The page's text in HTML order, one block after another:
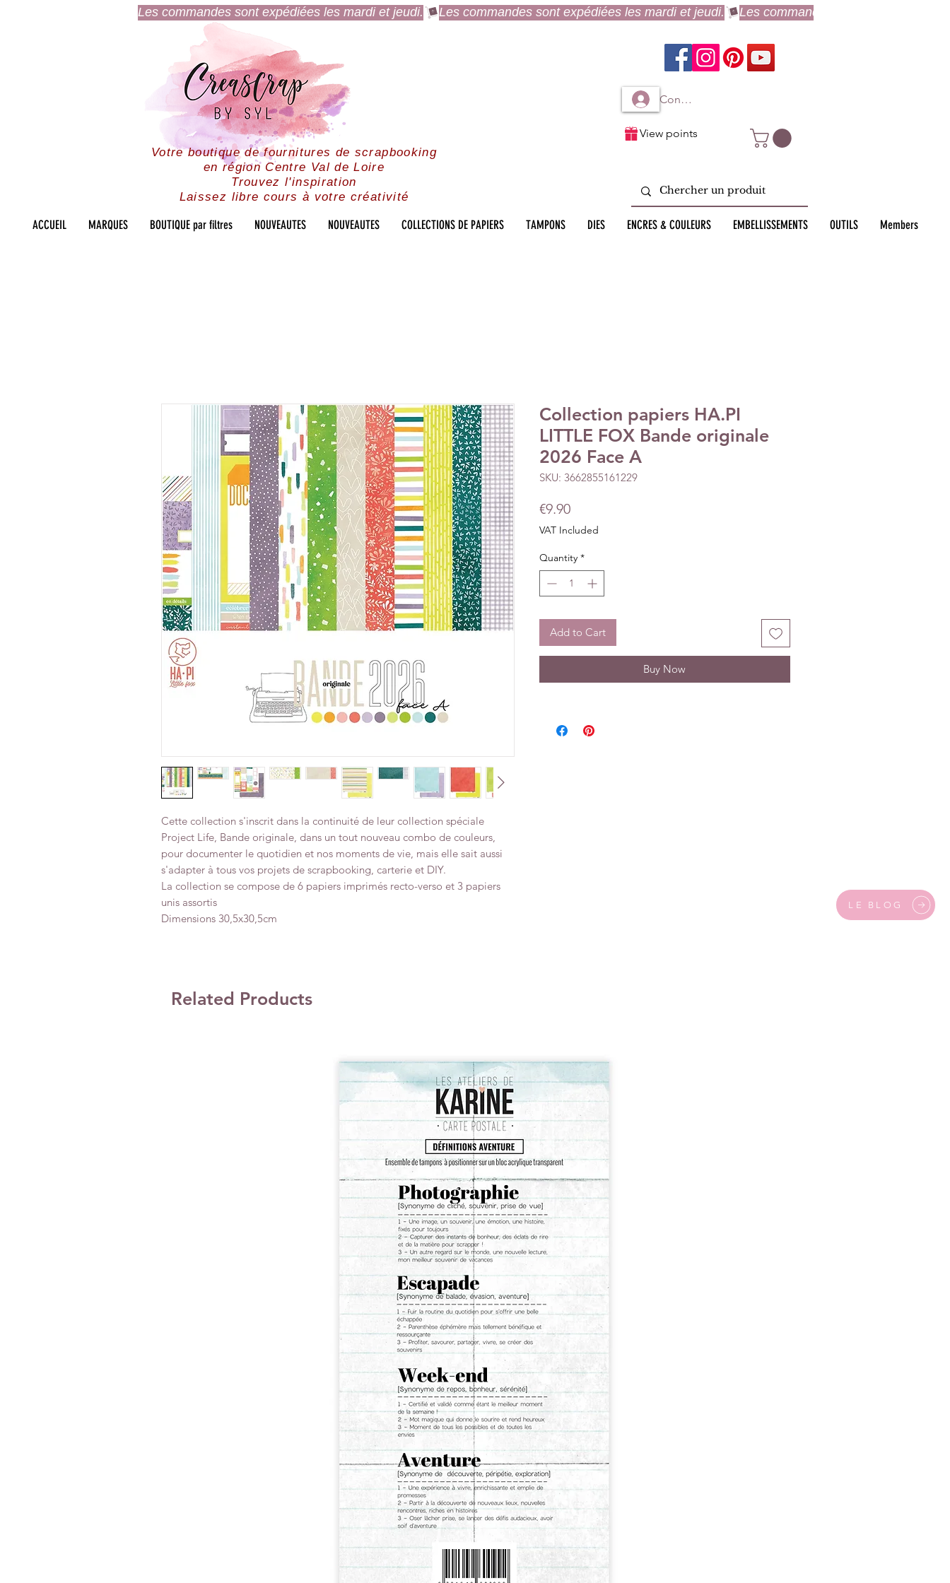
Les commandes sont expédiées les mardi et jeudi.
Votre boutique de fournitures de scrapbooking
en région Centre Val de Loire
Trouvez l'inspiration
Laissez libre cours à votre créativité
Connexion à mon compte
View points
ACCUEIL MARQUES BOUTIQUE par filtres NOUVEAUTES NOUVEAUTES COLLECTIONS DE PAPIERS TAMPONS DIES ENCRES & COULEURS EMBELLISSEMENTS OUTILS Members
LE BLOG
Cette collection s'inscrit dans la continuité de leur collection spéciale
Project Life, Bande originale, dans un tout nouveau combo de couleurs,
pour documenter le quotidien et nos moments de vie, mais elle sait aussi
s'adapter à tous vos projets de scrapbooking, carterie et DIY.
La collection se compose de 6 papiers imprimés recto-verso et 3 papiers
unis assortis
Dimensions 30,5x30,5cm
Collection papiers HA.PI
LITTLE FOX Bande originale
2026 Face A
SKU: 3662855161229
€9.90Price
VAT Included
Quantity *
Add to Cart
Buy Now
Related Products